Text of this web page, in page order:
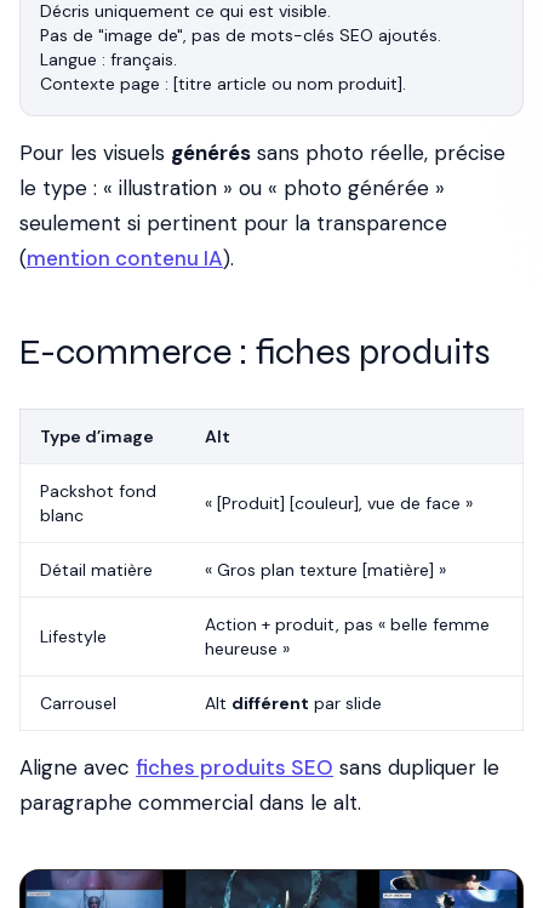
Décris uniquement ce qui est visible.
Pas de "image de", pas de mots-clés SEO ajoutés.
Langue : français.
Pour les visuels générés sans photo réelle, précise
le type : « illustration » ou « photo générée »
seulement si pertinent pour la transparence
(mention contenu IA).
E-commerce : fiches produits
Type d’image Alt
Packshot fond
blanc
« [Produit] [couleur], vue de face »
Détail matière « Gros plan texture [matière] »
Lifestyle
Action + produit, pas « belle femme
heureuse »
Carrousel Alt différent par slide
Aligne avec fiches produits SEO sans dupliquer le
paragraphe commercial dans le alt.